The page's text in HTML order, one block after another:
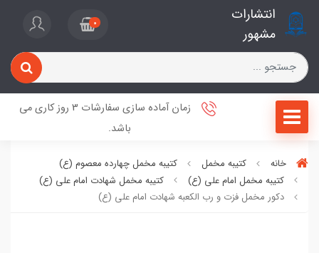
انتشارات
مشهور
0
زمان آماده سازی سفارشات 3 روز کاری می
باشد.
خانه کتیبه مخمل
کتیبه مخمل چهارده معصوم (ع)
کتیبه مخمل امام علی (ع)
کتیبه مخمل شهادت امام علی (ع)
دکور مخمل فزت و رب الکعبه شهادت امام علی (ع)